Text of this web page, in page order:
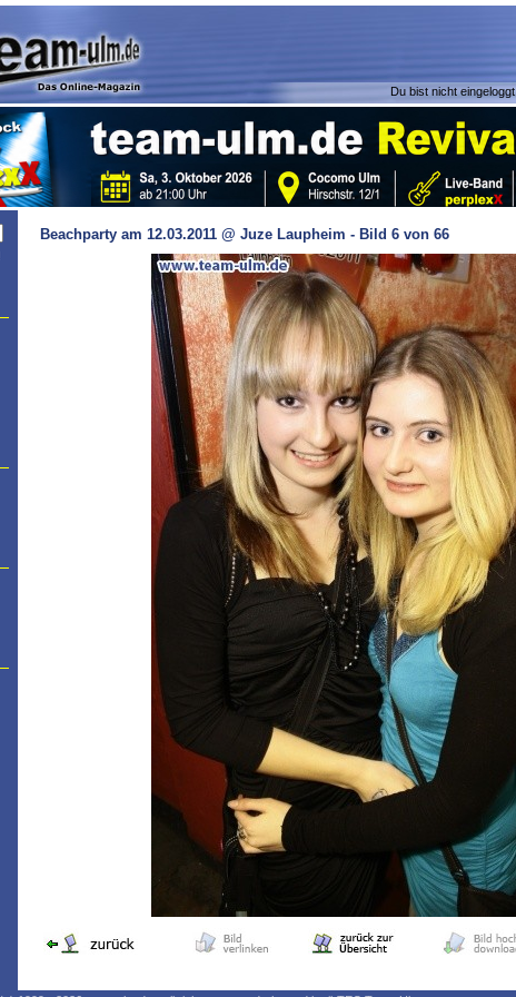
Du bist nicht eingeloggt.
Beachparty am 12.03.2011 @ Juze Laupheim - Bild 6 von 66